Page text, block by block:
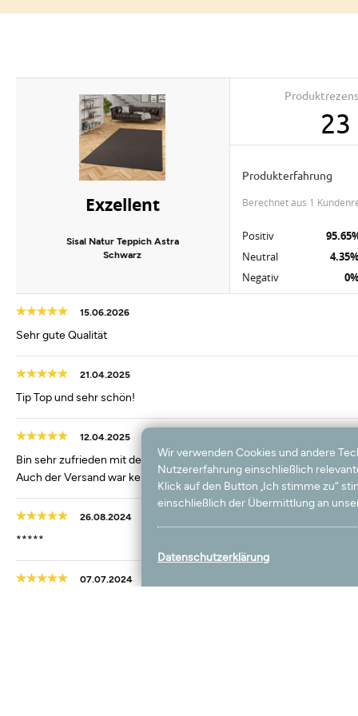
Exzellent
Sisal Natur Teppich Astra
Schwarz
23
Produkterfahrung
berechnet aus 1
Positiv
Neutral
Negativ
15.06.2026
Sehr gute Qualität
21.04.2025
Tip Top und sehr schön!
12.04.2025
Bin sehr zufrieden mit dem Teppich. Er ist so gekommen wie ich
Auch der Versand war kein Problem. Alles super 👍 kann ich nur
26.08.2024
*****
07.07.2024
Wir verwenden Cookies und andere
Nutzererfahrung einschließlich
Klick auf den Button „Ich stimme zu“
einschließlich der Übermittlung an
Datenschutzerklärung